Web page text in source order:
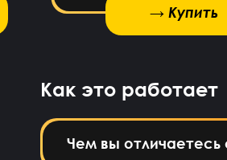
→ Купить
→ Купить
Как это работает
Чем вы отличаетесь